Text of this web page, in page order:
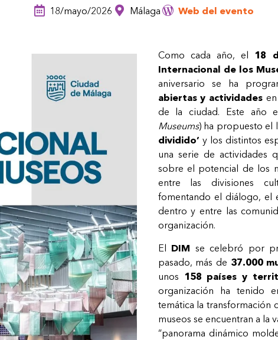
18/mayo/2026 Málaga Web del evento
Como cada año, el 18
Internacional de los
aniversario se ha
abiertas y actividades
de la ciudad. Este año
Museums) ha propuesto el
dividido’ y los distintos
una serie de actividades
sobre el potencial de los
entre las divisiones
fomentando el diálogo, el
dentro y entre las
organización.
El DIM se celebró por
pasado, más de 37.000
unos 158 países y
organización ha tenido
temática la transformación
museos se encuentran a la
“panorama dinámico